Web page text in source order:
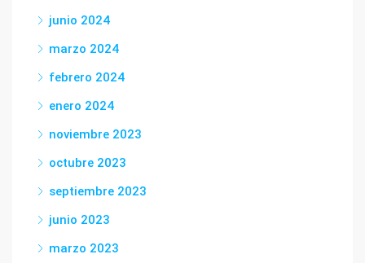
junio 2024
marzo 2024
febrero 2024
enero 2024
noviembre 2023
octubre 2023
septiembre 2023
junio 2023
marzo 2023